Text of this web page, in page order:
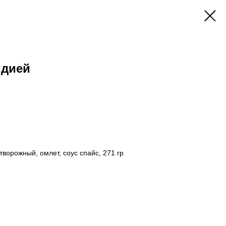
омлет, соус спайс, 271 гр